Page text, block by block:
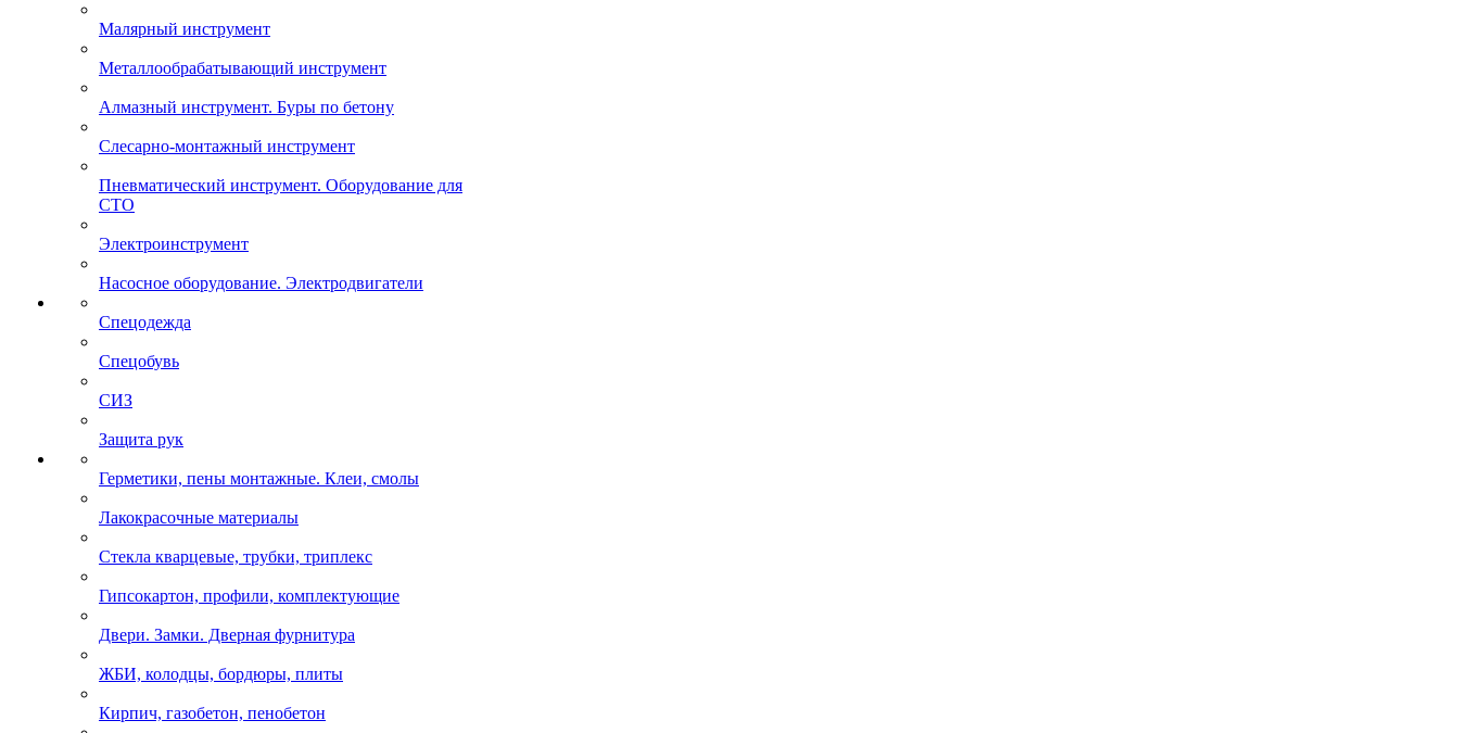
Малярный инструмент
Металлообрабатывающий инструмент
Алмазный инструмент. Буры по бетону
Слесарно-монтажный инструмент
Пневматический инструмент. Оборудование для
СТО
Электроинструмент
Насосное оборудование. Электродвигатели
Спецодежда
Спецобувь
СИЗ
Защита рук
Герметики, пены монтажные. Клеи, смолы
Лакокрасочные материалы
Стекла кварцевые, трубки, триплекс
Гипсокартон, профили, комплектующие
Двери. Замки. Дверная фурнитура
ЖБИ, колодцы, бордюры, плиты
Кирпич, газобетон, пенобетон